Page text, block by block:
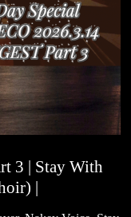
3 | Stay With
|